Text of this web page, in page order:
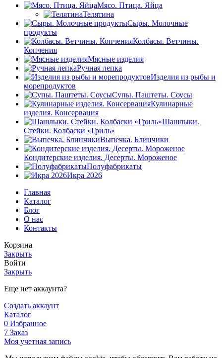
Мясо. Птица. Яйца
Телятина
Сыры. Молочные
продукты
Колбасы. Ветчины.
Копчения
Мясные изделия
Ручная лепка
Изделия из рыбы и
морепродуктов
Супы. Паштеты. Соусы
Кулинарные
изделия. Консервация
Шашлыки.
Стейки. Колбаски «Гриль»
Выпечка. Блинчики
Кондитерские изделия. Десерты. Мороженое
Полуфабрикаты
Икра 2026
Главная
Каталог
Блог
О нас
Контакты
Корзина
Закрыть
Войти
Закрыть
Еще нет аккаунта?
Создать аккаунт
Каталог
0 Избранное
7 Заказ
Моя учетная запись